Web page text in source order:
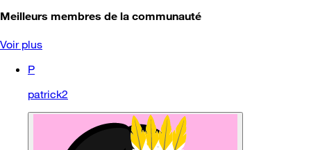
Meilleurs membres de la communauté
Voir plus
P
patrick2